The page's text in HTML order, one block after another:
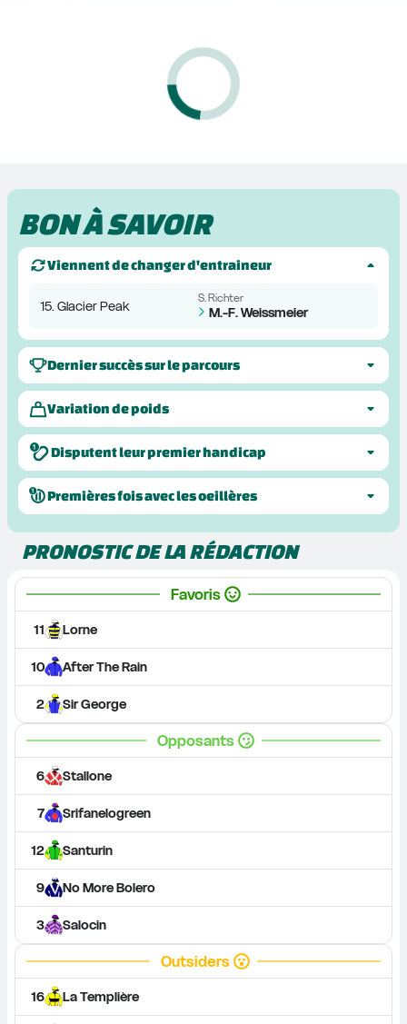
BON À SAVOIR
Viennent de changer d'entraineur
15. Glacier Peak S. Richter
M.-F. Weissmeier
Dernier succès sur le parcours
Variation de poids
Disputent leur premier handicap
Premières fois avec les oeillères
PRONOSTIC DE LA RÉDACTION
Favoris
11 Lorne
10 After The Rain
2 Sir George
Opposants
6 Stallone
7 Srifanelogreen
12 Santurin
9 No More Bolero
3 Salocin
Outsiders
16 La Templière